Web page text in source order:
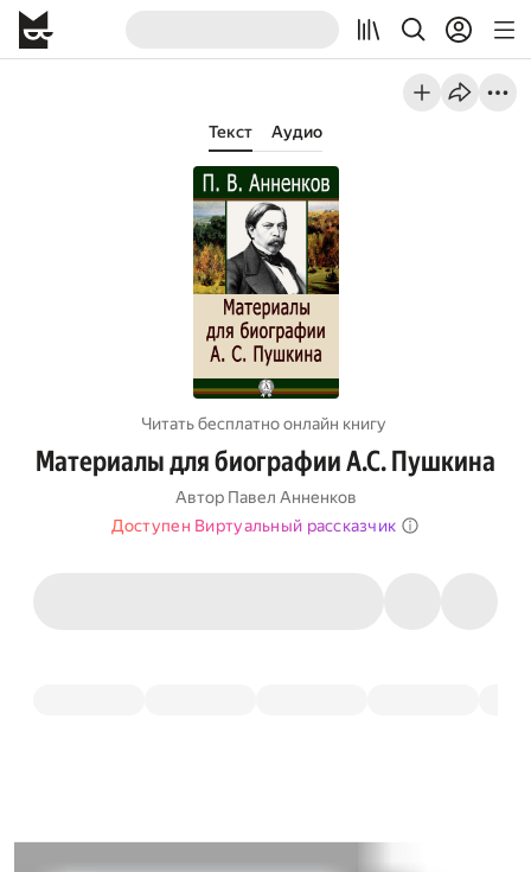
Текст Аудио
Читать бесплатно онлайн книгу
Материалы для биографии А.С. Пушкина
Автор Павел Анненков
Доступен Виртуальный рассказчик